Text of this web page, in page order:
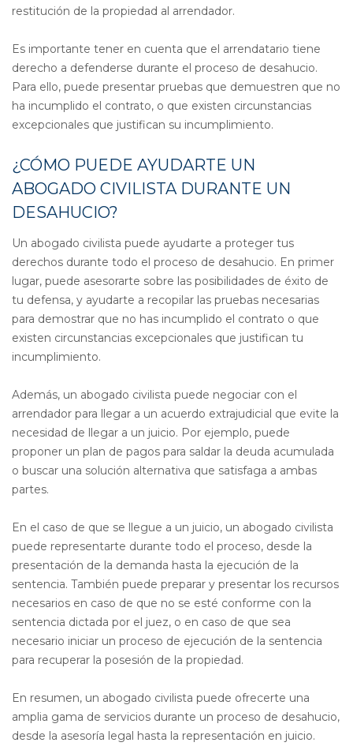
restitución de la propiedad al arrendador.
Es importante tener en cuenta que el arrendatario tiene
derecho a defenderse durante el proceso de desahucio.
Para ello, puede presentar pruebas que demuestren que no
ha incumplido el contrato, o que existen circunstancias
excepcionales que justifican su incumplimiento.
¿CÓMO PUEDE AYUDARTE UN
ABOGADO CIVILISTA DURANTE UN
DESAHUCIO?
Un abogado civilista puede ayudarte a proteger tus
derechos durante todo el proceso de desahucio. En primer
lugar, puede asesorarte sobre las posibilidades de éxito de
tu defensa, y ayudarte a recopilar las pruebas necesarias
para demostrar que no has incumplido el contrato o que
existen circunstancias excepcionales que justifican tu
incumplimiento.
Además, un abogado civilista puede negociar con el
arrendador para llegar a un acuerdo extrajudicial que evite la
necesidad de llegar a un juicio. Por ejemplo, puede
proponer un plan de pagos para saldar la deuda acumulada
o buscar una solución alternativa que satisfaga a ambas
partes.
En el caso de que se llegue a un juicio, un abogado civilista
puede representarte durante todo el proceso, desde la
presentación de la demanda hasta la ejecución de la
sentencia. También puede preparar y presentar los recursos
necesarios en caso de que no se esté conforme con la
sentencia dictada por el juez, o en caso de que sea
necesario iniciar un proceso de ejecución de la sentencia
para recuperar la posesión de la propiedad.
En resumen, un abogado civilista puede ofrecerte una
amplia gama de servicios durante un proceso de desahucio,
desde la asesoría legal hasta la representación en juicio.